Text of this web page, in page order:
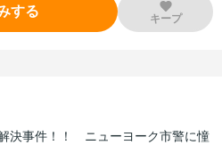
する キープ
決事件！！ ニューヨーク市警に憧